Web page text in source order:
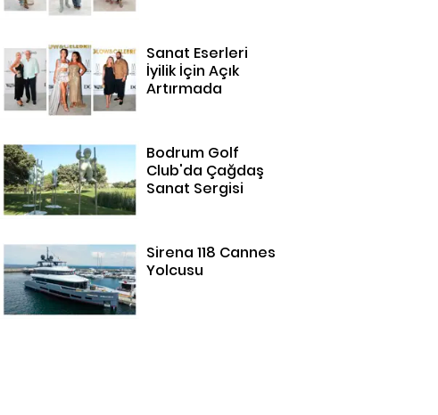
Sanat Eserleri
İyilik İçin Açık
Artırmada
Bodrum Golf
Club'da Çağdaş
Sanat Sergisi
Sirena 118 Cannes
Yolcusu